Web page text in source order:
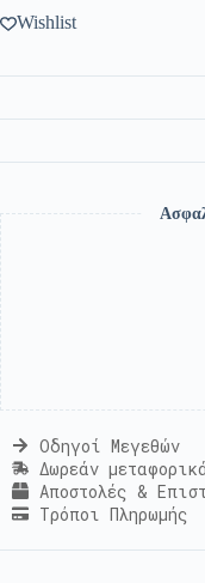
Wishlist
Οδηγοί Μεγεθών
Δωρεάν
Αποστολές &
Τρόποι Πληρωμής